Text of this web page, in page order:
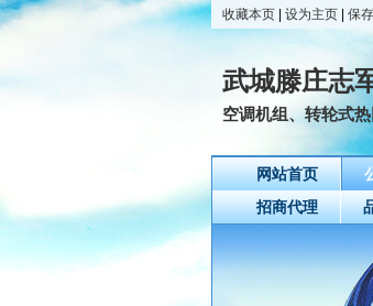
收藏本页 设为主页 保
武城滕庄志
空调机组、转轮式
网站首页
招商代理